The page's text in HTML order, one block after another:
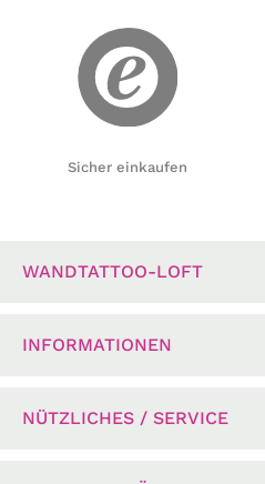
Sicher einkaufen
WANDTATTOO-LOFT
INFORMATIONEN
NÜTZLICHES / SERVICE